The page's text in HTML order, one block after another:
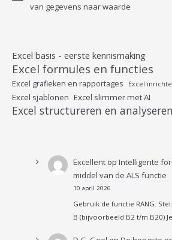
van gegevens naar waarde
Excel basis - eerste kennismaking
Excel formules en functies
Excel grafieken en rapportages Excel
Excel sjablonen Excel slimmer met AI
Excel structureren en analyseren
Excellent opIntelligente
middel van de ALS functie
10 april 2026
Gebruik de functie RANG.
B (bijvoorbeeld B2 t/m B20)